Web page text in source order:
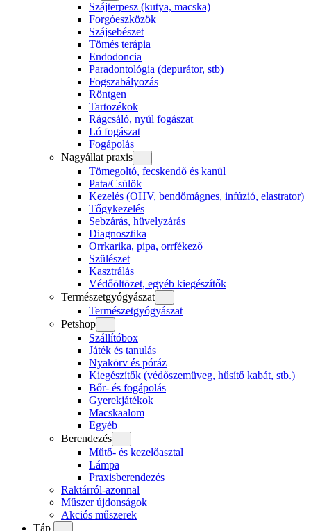
Szájterpesz (kutya, macska)
Forgóeszközök
Szájsebészet
Tömés terápia
Endodoncia
Paradontológia (depurátor, stb)
Fogszabályozás
Röntgen
Tartozékok
Rágcsáló, nyúl fogászat
Ló fogászat
Fogápolás
Nagyállat praxis
Tömegoltó, fecskendő és kanül
Pata/Csülök
Kezelés (OHV, bendőmágnes, infúzió, elastrator)
Tőgykezelés
Sebzárás, hüvelyzárás
Diagnosztika
Orrkarika, pipa, orrfékező
Szülészet
Kasztrálás
Védőöltözet, egyéb kiegészítők
Természetgyógyászat
Természetgyógyászat
Petshop
Szállítóbox
Játék és tanulás
Nyakörv és póráz
Kiegészítők (védőszemüveg, hűsítő kabát, stb.)
Bőr- és fogápolás
Gyerekjátékok
Macskaalom
Egyéb
Berendezés
Műtő- és kezelőasztal
Lámpa
Praxisberendezés
Raktárról-azonnal
Műszer újdonságok
Akciós műszerek
Táp